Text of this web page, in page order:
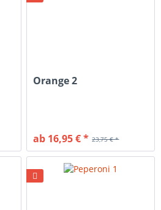
Orange 2
23,75 € *
ab 16,95 € *